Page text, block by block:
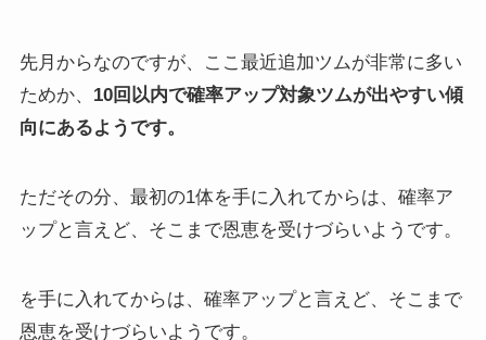
先月からなのですが、ここ最近追加ツムが非常に多い
ためか、 10回以内で確率アップ対象ツムが出やすい傾
向にあるようです。
ただその分、最初の1体を手に入れてからは、確率ア
ップと言えど、そこまで恩恵を受けづらいようです。
を手に入れてからは、確率アップと言えど、そこまで
恩恵を受けづらいようです。